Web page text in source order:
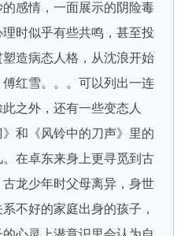
感情，一面展示的阴险毒
时似乎有些共鸣，甚至投
造病态人格，从沈浪开始
红雪。。。可以列出一连
之外，还有一些变态人
和《风铃中的刀声》里的
在卓东来身上更寻觅到古
龙少年时父母离异，身世
不好的家庭出身的孩子，